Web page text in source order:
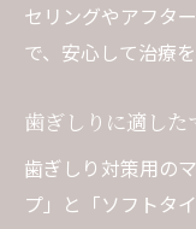
セリングやアフタ
で、安心して治療
歯ぎしりに適した
歯ぎしり対策用の
プ」と「ソフトタ